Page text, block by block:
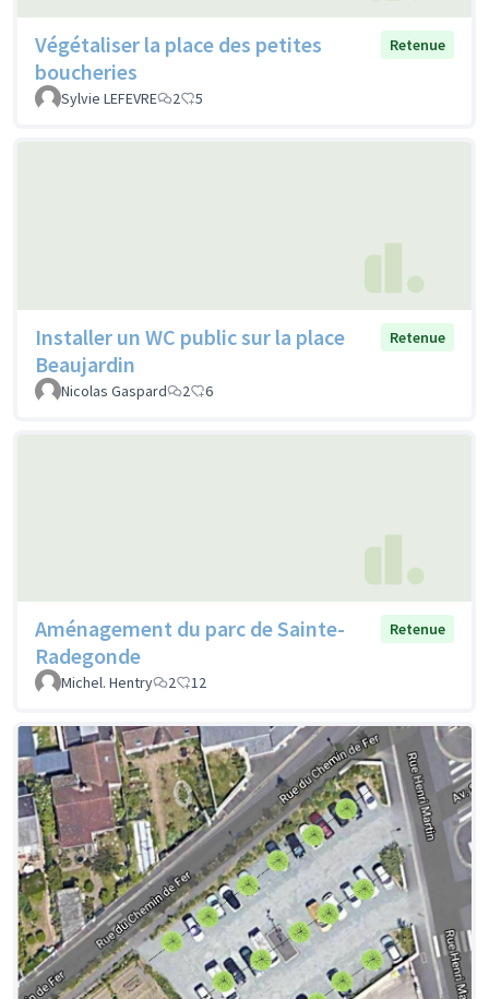
Végétaliser la place des petites
boucheries
Retenue
Sylvie LEFEVRE 2 5
Installer un WC public sur la place
Beaujardin
Retenue
Nicolas Gaspard 2 6
Aménagement du parc de Sainte-
Radegonde
Retenue
Michel. Hentry 2 12